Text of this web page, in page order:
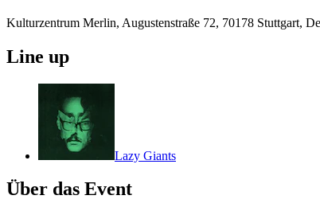
Kulturzentrum Merlin, Augustenstraße 72, 70178 Stuttgart,
Line up
Lazy Giants
Über das Event